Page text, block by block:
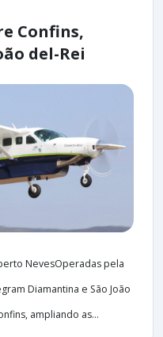
Confins,
del-Rei
NevesOperadas pela
Diamantina e São João
ampliando as...